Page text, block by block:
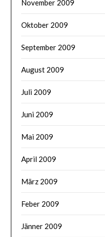
November 2009
Oktober 2009
September 2009
August 2009
Juli 2009
Juni 2009
Mai 2009
April 2009
März 2009
Feber 2009
Jänner 2009